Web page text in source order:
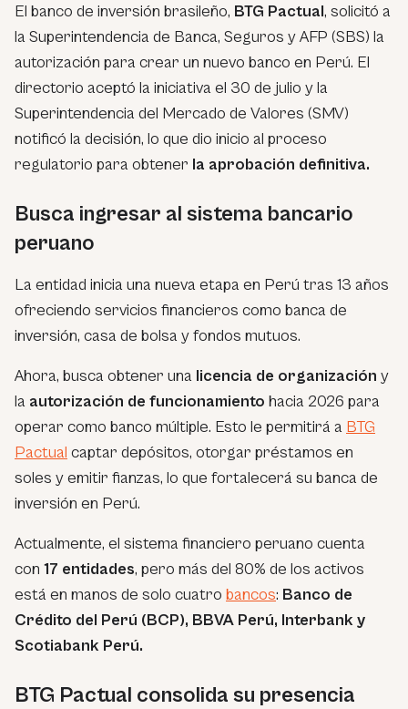
El banco de inversión brasileño, BTG Pactual, solicitó a
la Superintendencia de Banca, Seguros y AFP (SBS) la
autorización para crear un nuevo banco en Perú. El
directorio aceptó la iniciativa el 30 de julio y la
Superintendencia del Mercado de Valores (SMV)
notificó la decisión, lo que dio inicio al proceso
regulatorio para obtener la aprobación definitiva.
Busca ingresar al sistema bancario
peruano
La entidad inicia una nueva etapa en Perú tras 13 años
ofreciendo servicios financieros como banca de
inversión, casa de bolsa y fondos mutuos.
Ahora, busca obtener una licencia de organización y
la autorización de funcionamiento hacia 2026 para
operar como banco múltiple. Esto le permitirá a BTG
Pactual captar depósitos, otorgar préstamos en
soles y emitir fianzas, lo que fortalecerá su banca de
inversión en Perú.
Actualmente, el sistema financiero peruano cuenta
con 17 entidades, pero más del 80% de los activos
está en manos de solo cuatro bancos: Banco de
Crédito del Perú (BCP), BBVA Perú, Interbank y
Scotiabank Perú.
BTG Pactual consolida su presencia